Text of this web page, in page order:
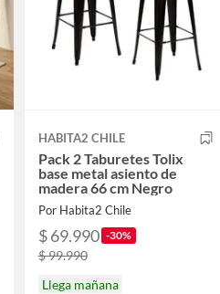
HABITA2 CHILE
Pack 2 Taburetes Tolix
base metal asiento de
madera 66 cm Negro
Por Habita2 Chile
$ 69.990 -30%
$ 99.990
Llega mañana